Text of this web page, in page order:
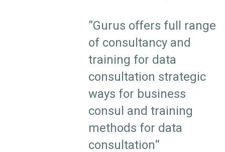
”Gurus offers full range
of consultancy and
training for data
consultation strategic
ways for business
consul and training
methods for data
consultation“